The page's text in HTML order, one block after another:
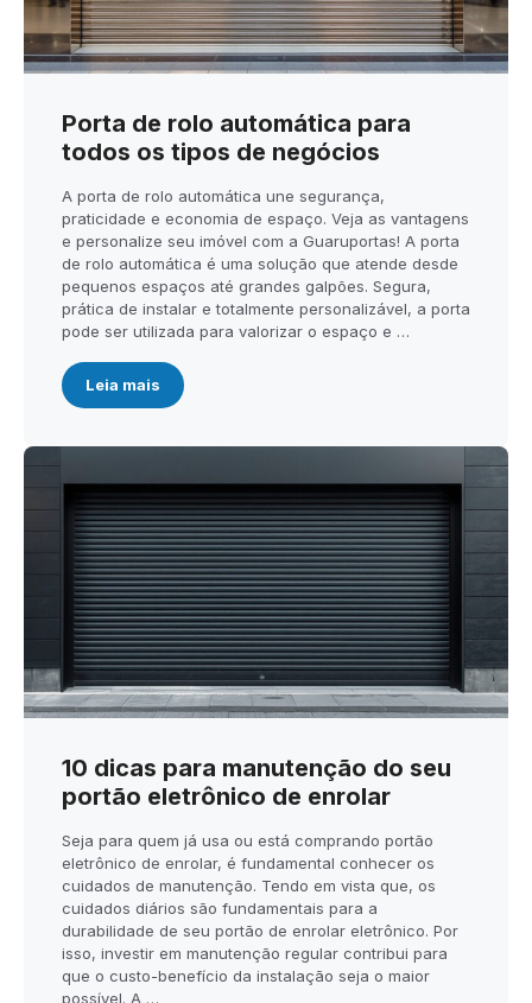
Porta de rolo automática para
todos os tipos de negócios
A porta de rolo automática une segurança,
praticidade e economia de espaço. Veja as vantagens
e personalize seu imóvel com a Guaruportas! A porta
de rolo automática é uma solução que atende desde
pequenos espaços até grandes galpões. Segura,
prática de instalar e totalmente personalizável, a porta
pode ser utilizada para valorizar o espaço e …
Leia mais
10 dicas para manutenção do seu
portão eletrônico de enrolar
Seja para quem já usa ou está comprando portão
eletrônico de enrolar, é fundamental conhecer os
cuidados de manutenção. Tendo em vista que, os
cuidados diários são fundamentais para a
durabilidade de seu portão de enrolar eletrônico. Por
isso, investir em manutenção regular contribui para
que o custo-benefício da instalação seja o maior
possível. A …